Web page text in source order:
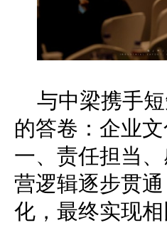
与中梁携手
的答卷：企业
一、责任担当
营逻辑逐步贯
化，最终实现